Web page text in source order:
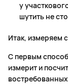
у
шутить не
Итак, измеряем
С первым
измерит и